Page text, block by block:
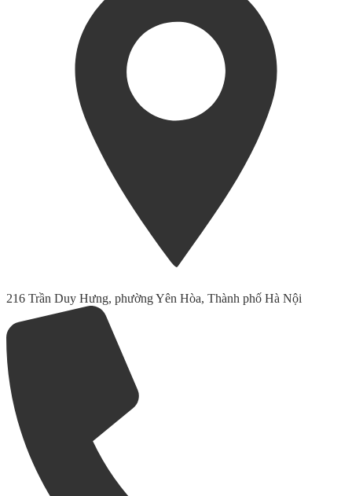
216 Trần Duy Hưng, phường Yên Hòa, Thành phố Hà Nội